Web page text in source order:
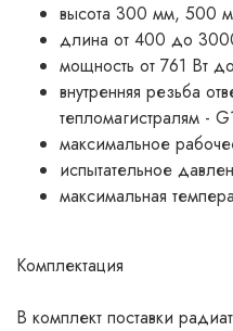
высота 300 мм, 500
длина от 400 до
мощность от 761 Вт
внутренняя резьба
тепломагистралям -
максимальное
испытательное
максимальная
Комплектация
В комплект поставки